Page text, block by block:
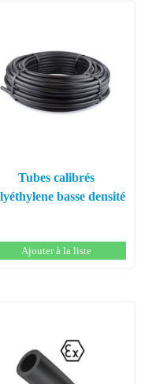
Tubes calibrés
basse densité
Ajouter à la liste